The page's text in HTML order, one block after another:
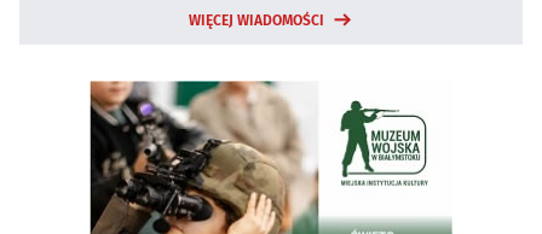
WIĘCEJ WIADOMOŚCI